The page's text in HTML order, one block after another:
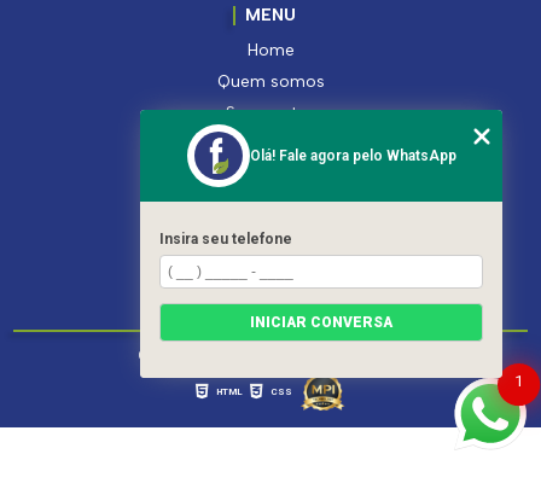
MENU
Home
Quem somos
Segmentos
Serviços
Produtos
Contato
Categorias
Mapa do site
Copyright © Ferroleto. (Lei 9610 de 19/02/1998)
HTML CSS
1
Olá! Fale agora pelo WhatsApp
Insira seu telefone
INICIAR CONVERSA